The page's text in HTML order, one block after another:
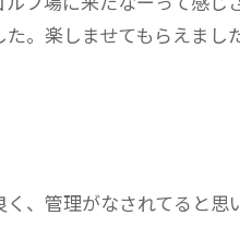
。楽しませてもらえまし
、管理がなされてると思